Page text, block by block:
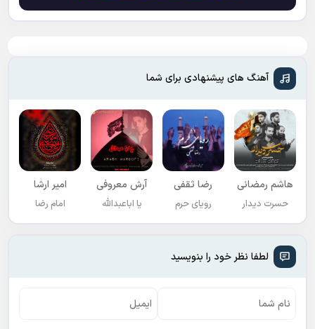
آهنگ های پیشنهادی برای شما
هاشم رمضانی
حسرت دیدار
رضا ثقفی
رویای حرم
آرش معروفی
یا اباعبدالله
امیر ارشا
امام رضا
لطفا نظر خود را بنویسید